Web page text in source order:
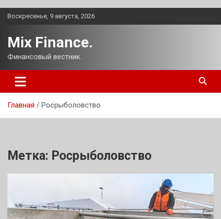
Перейти
Воскресенье, 9 августа, 2026
Mix Finance.
Финансовый вестник.
Главная Росрыболовство
Метка: Росрыболовство